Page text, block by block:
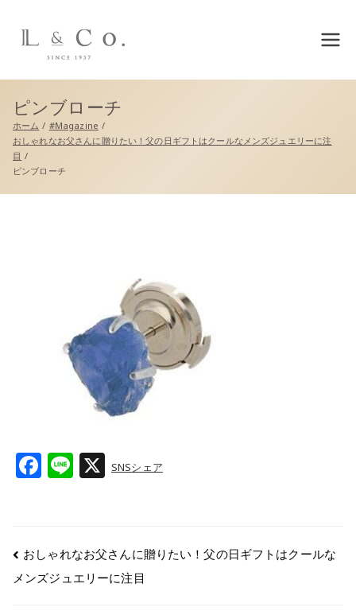
L&co.（エルアンドコー）公
ピンブローチ
ホーム
#Magazine
おしゃれなお父さんに贈りたい！父の日ギフトはクールなメンズジュエリーに注
目
ピンブローチ
F
b
o
Li X
SNSシェア
おしゃれなお父さんに贈りたい！父の日ギフトはクールな
メンズジュエリーに注目